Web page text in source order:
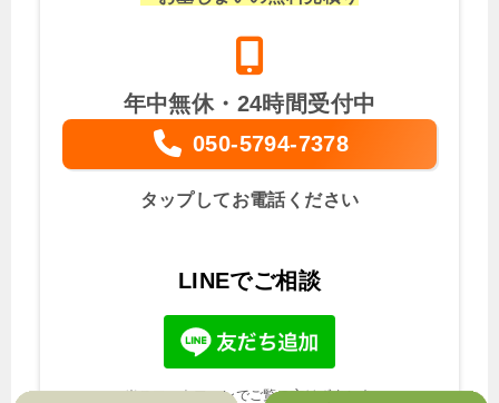
年中無休・24時間受付中
050-5794-7378
タップしてお電話ください
LINEでご相談
※スマートフォンでご覧の方はボタンを